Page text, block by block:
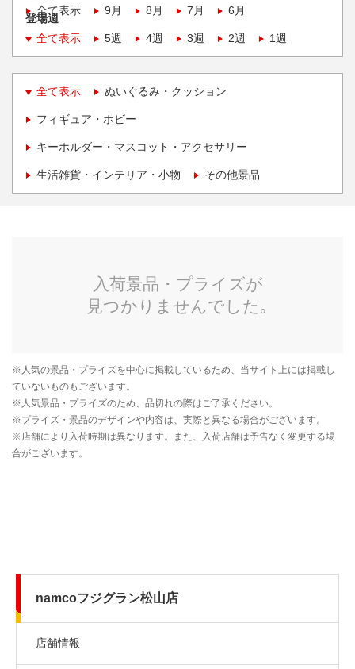
全て表示
9月 8月 7月 6月
登場週
全て表示
5週 4週 3週 2週 1週
全て表示 ぬいぐるみ・クッション
フィギュア・ホビー
キーホルダー・マスコット・アクセサリー
生活雑貨・インテリア・小物 その他景品
namcoフジグラン松山店
店舗情報